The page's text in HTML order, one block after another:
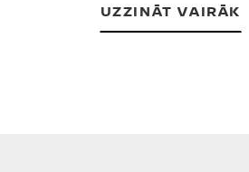
UZZINĀT VAIRĀK